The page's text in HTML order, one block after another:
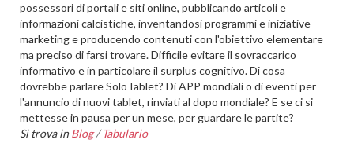
possessori di portali e siti online, pubblicando articoli e
informazioni calcistiche, inventandosi programmi e iniziative
marketing e producendo contenuti con l'obiettivo elementare
ma preciso di farsi trovare. Difficile evitare il sovraccarico
informativo e in particolare il surplus cognitivo. Di cosa
dovrebbe parlare SoloTablet? Di APP mondiali o di eventi per
l'annuncio di nuovi tablet, rinviati al dopo mondiale? E se ci si
mettesse in pausa per un mese, per guardare le partite?
Si trova in Blog /Tabulario